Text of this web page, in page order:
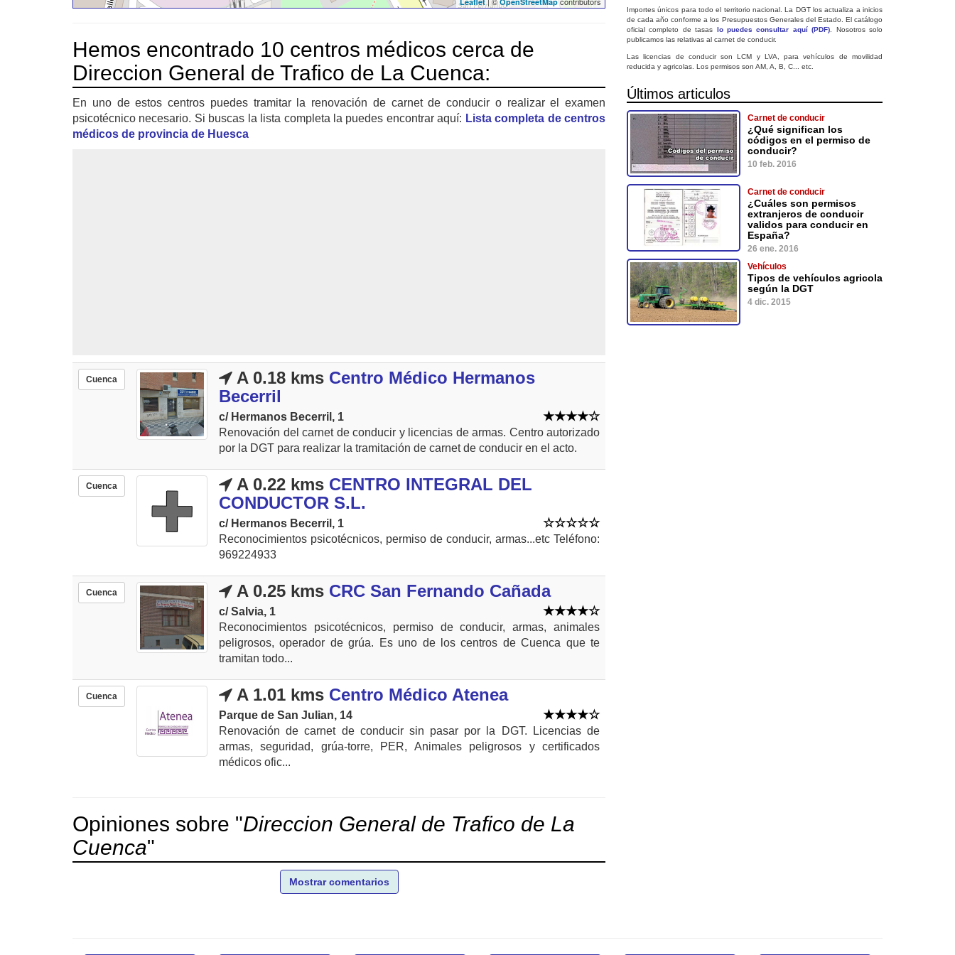
Hemos encontrado 10 centros médicos cerca de
Direccion General de Trafico de La Cuenca:
En uno de estos centros puedes tramitar la renovación de carnet de conducir o realizar el examen
psicotécnico necesario. Si buscas la lista completa la puedes encontrar aquí: Lista completa de centros
médicos de provincia de Huesca
Cuenca A 0.18 kms Centro Médico Hermanos
Becerril
c/ Hermanos Becerril, 1
Renovación del carnet de conducir y licencias de armas. Centro autorizado
por la DGT para realizar la tramitación de carnet de conducir en el acto.
Cuenca A 0.22 kms CENTRO INTEGRAL DEL
CONDUCTOR S.L.
c/ Hermanos Becerril, 1
Reconocimientos psicotécnicos, permiso de conducir, armas...etc Teléfono:
969224933
Cuenca A 0.25 kms CRC San Fernando Cañada
c/ Salvia, 1
Reconocimientos psicotécnicos, permiso de conducir, armas, animales
peligrosos, operador de grúa. Es uno de los centros de Cuenca que te
tramitan todo...
Cuenca A 1.01 kms Centro Médico Atenea
Parque de San Julian, 14
Renovación de carnet de conducir sin pasar por la DGT. Licencias de
armas, seguridad, grúa-torre, PER, Animales peligrosos y certificados
médicos ofic...
Opiniones sobre "Direccion General de Trafico de La
Cuenca"
Mostrar comentarios
Importes únicos para todo el territorio nacional. La DGT los actualiza a inicios
de cada año conforme a los Presupuestos Generales del Estado. El catálogo
oficial completo de tasas lo puedes consultar aquí (PDF) . Nosotros solo
publicamos las relativas al carnet de conducir.
Las licencias de conducir son LCM y LVA, para vehículos de movilidad
reducida y agricolas. Los permisos son AM, A, B, C... etc.
Últimos articulos
Carnet de conducir
¿Qué significan los
códigos en el permiso de
conducir?
10 feb. 2016
Carnet de conducir
¿Cuáles son permisos
extranjeros de conducir
validos para conducir en
España?
26 ene. 2016
Vehículos
Tipos de vehículos agricola
según la DGT
4 dic. 2015